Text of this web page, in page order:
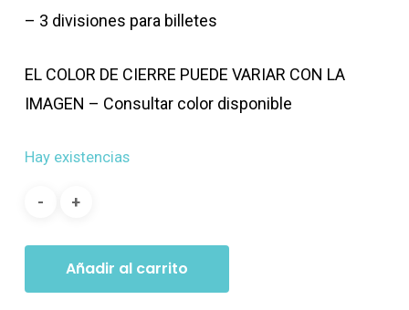
– 3 divisiones para billetes
EL COLOR DE CIERRE PUEDE VARIAR CON LA
IMAGEN – Consultar color disponible
Hay existencias
Añadir al carrito